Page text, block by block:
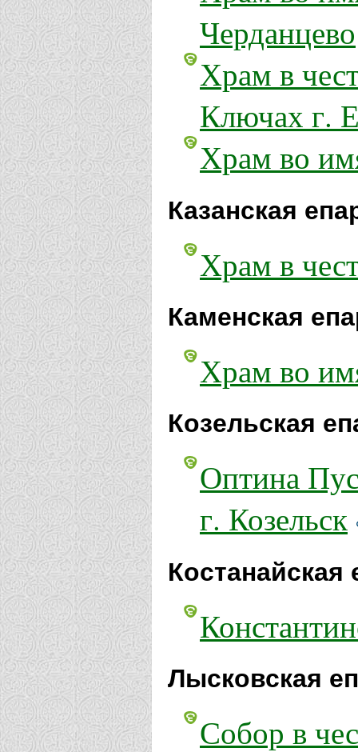
Черданцево
Храм в
Ключах г.
Храм во
Казанская
Храм в
Каменская
Храм во
Козельская
Оптина
г. Козельск
Костанайская
Лысковская
Собор в